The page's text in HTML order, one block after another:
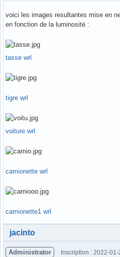
voici les images resultantes mise en
en fonction de la luminosité :
tasse wrl
tigre wrl
voiture wrl
camionette wrl
camionette1 wrl
Hors ligne
jacinto
Administrator Inscription : 2022-01-